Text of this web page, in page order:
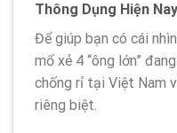
Thông Dụng Hiện Nay
Để giúp bạn có cái
mổ xẻ 4 “ông lớn”
chống rỉ tại Việt Nam
riêng biệt.